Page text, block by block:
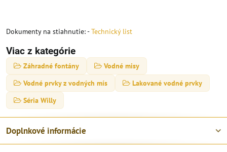
Dokumenty na stiahnutie: -Technický list
Viac z kategórie
Záhradné fontány
Vodné misy
Vodné prvky z vodných mís
Lakované vodné prvky
Séria Willy
Doplnkové informácie